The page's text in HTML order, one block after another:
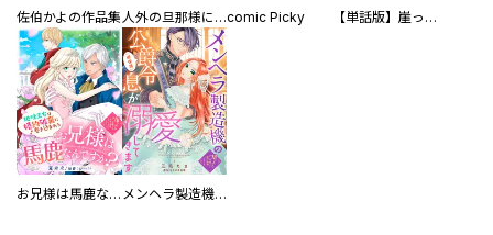
佐伯かよの作品集 人外の旦那様に娶られ毎晩ナカまで愛される…。アンソロジーcomic Picky 【単話版】崖っぷち令嬢ですが、意地と策略で幸せになります！シリーズ
お兄様は馬鹿なんですか？～地味王女は婚約破棄に巻き込まれる～ メンヘラ製造機の公爵令息（過保護）が溺愛してきます